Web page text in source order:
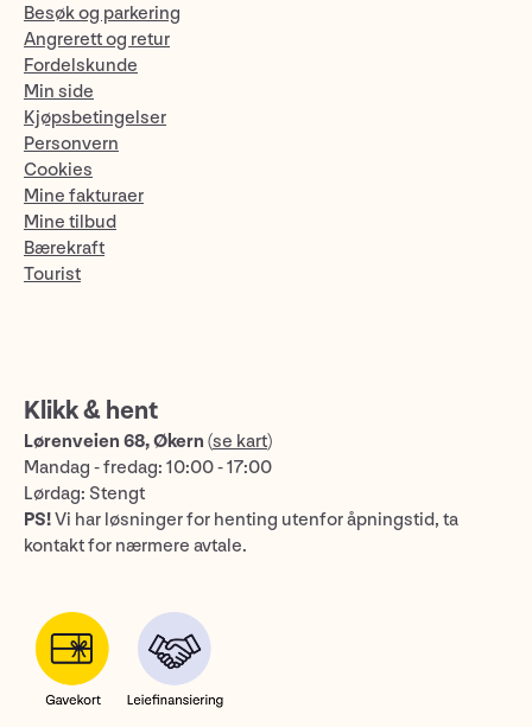
Besøk og parkering
Angrerett og retur
Fordelskunde
Min side
Kjøpsbetingelser
Personvern
Cookies
Mine fakturaer
Mine tilbud
Bærekraft
Tourist
Klikk & hent
Lørenveien 68, Økern (se kart)
Mandag - fredag: 10:00 - 17:00
Lørdag: Stengt
PS!Vi har løsninger for henting utenfor åpningstid, ta
kontakt for nærmere avtale.